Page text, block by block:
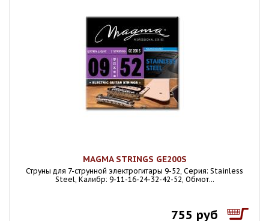
MAGMA STRINGS GE200S
Струны для 7-струнной электрогитары 9-52, Серия: Stainless
Steel, Калибр: 9-11-16-24-32-42-52, Обмот...
755 руб